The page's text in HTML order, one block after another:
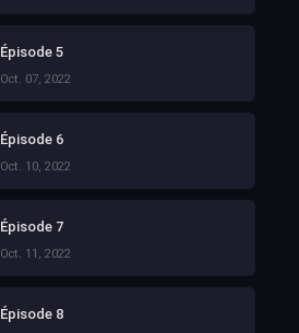
Épisode 5
Oct. 07, 2022
Épisode 6
Oct. 10, 2022
Épisode 7
Oct. 11, 2022
Épisode 8